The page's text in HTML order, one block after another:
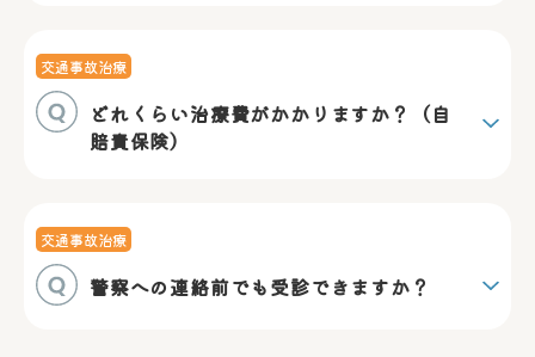
交通事故治療
どれくらい治療費がかかりますか？（自
賠責保険）
交通事故治療
警察への連絡前でも受診できますか？